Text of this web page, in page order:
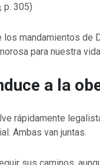
, p. 305)
mandamientos de
para nuestra
a la
rápidamente
Ambas van juntas.
sus caminos,